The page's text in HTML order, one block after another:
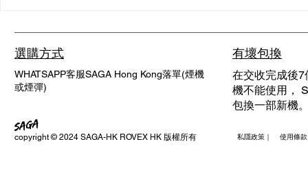
選購方式
WHATSAPP客服SAGA Hong Kong落單(煙機
或煙彈)
有壞包換
在交收完成後
機不能使用，
包換一部新機
copyright © 2024 SAGA-HK ROVEX HK 版權所有 私隱政策｜ 使用條